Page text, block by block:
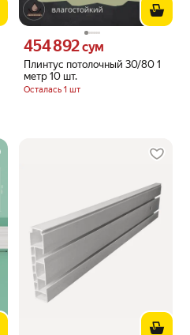
Плинтус потолочный 30/80 1
метр 10 шт.
Осталась 1 шт
Цена 454892 сум вместо
454 892сум